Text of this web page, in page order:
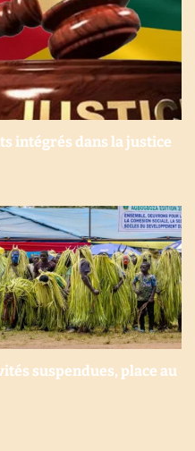
intégrés dans la justice
suspendues, place au